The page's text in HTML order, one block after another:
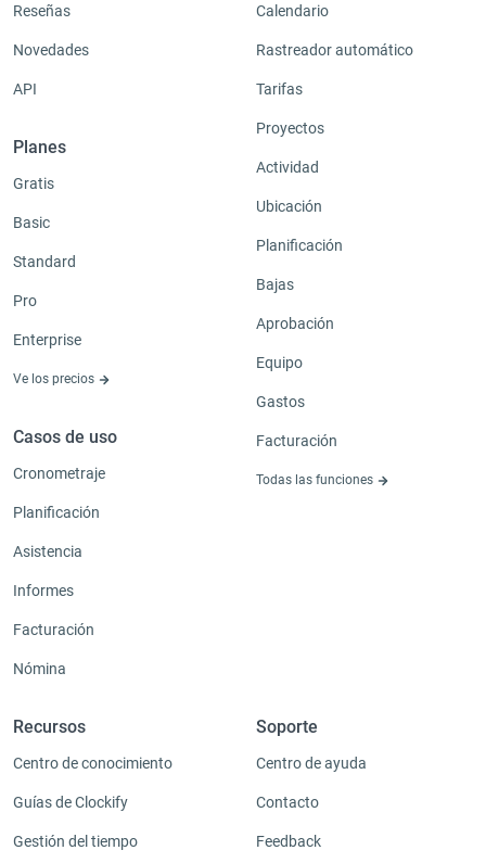
Reseñas
Novedades
API
Planes
Gratis
Basic
Standard
Pro
Enterprise
Ve los precios
Casos de uso
Cronometraje
Planificación
Asistencia
Informes
Facturación
Nómina
Calendario
Rastreador automático
Tarifas
Proyectos
Actividad
Ubicación
Planificación
Bajas
Aprobación
Equipo
Gastos
Facturación
Todas las funciones
Recursos
Centro de conocimiento
Guías de Clockify
Gestión del tiempo
Soporte
Centro de ayuda
Contacto
Feedback